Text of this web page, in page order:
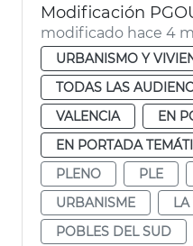
modificado hace 4
URBANISMO Y
TODAS LAS
VALENCIA
EN
EN PORTADA
PLENO
PLE
URBANISME
LA
POBLES DEL SUD